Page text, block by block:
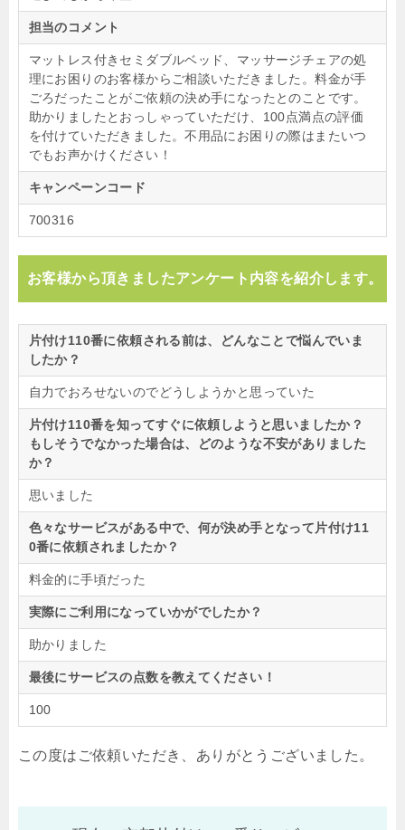
担当のコメント
マットレス付きセミダブルベッド、マッサージチェアの処
理にお困りのお客様からご相談いただきました。料金が手
ごろだったことがご依頼の決め手になったとのことです。
助かりましたとおっしゃっていただけ、100点満点の評価
を付けていただきました。不用品にお困りの際はまたいつ
でもお声かけください！
キャンペーンコード
700316
お客様から頂きましたアンケート内容を紹介します。
片付け110番に依頼される前は、どんなことで悩んでいま
したか？
自力でおろせないのでどうしようかと思っていた
片付け110番を知ってすぐに依頼しようと思いましたか？
もしそうでなかった場合は、どのような不安がありました
か？
思いました
色々なサービスがある中で、何が決め手となって片付け11
0番に依頼されましたか？
料金的に手頃だった
実際にご利用になっていかがでしたか？
助かりました
最後にサービスの点数を教えてください！
100
この度はご依頼いただき、ありがとうございました。